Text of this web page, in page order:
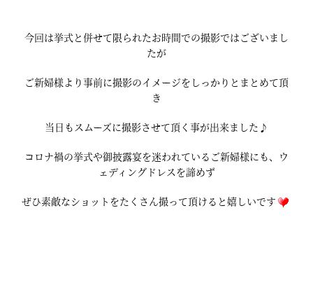
今回は挙式と併せて限られたお時間での撮影ではございまし
たが
ご新婦様より事前に撮影のイメージをしっかりとまとめて頂
き
当日もスムーズに撮影させて頂く事が出来ました♪
コロナ禍の挙式や御披露宴を迷われているご新婦様にも、ウ
ェディングドレスを諦めず
ぜひ素敵なショットをたくさん撮って頂けると嬉しいです